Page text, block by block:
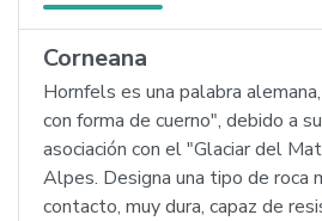
Corneana
Hornfels es una palabra
con forma de cuerno", debido a
asociación con el "Glaciar del
Alpes. Designa una tipo de roca
contacto, muy dura, capaz de